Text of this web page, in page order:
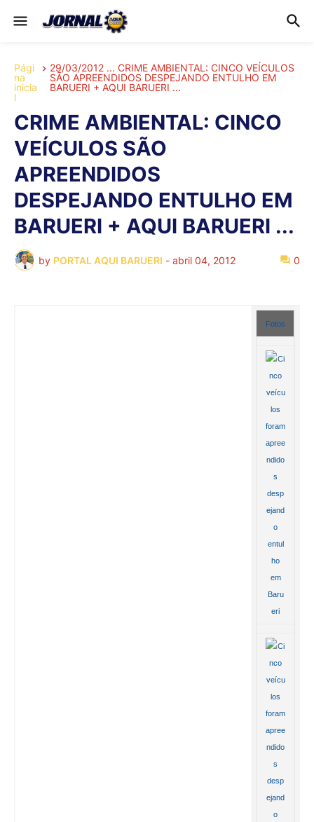
Pági
na
inicia
l
29/03/2012 ... CRIME AMBIENTAL: CINCO VEÍCULOS
SÃO APREENDIDOS DESPEJANDO ENTULHO EM
BARUERI + AQUI BARUERI ...
CRIME AMBIENTAL: CINCO
VEÍCULOS SÃO
APREENDIDOS
DESPEJANDO ENTULHO EM
BARUERI + AQUI BARUERI ...
by PORTAL AQUI BARUERI - abril 04, 2012 0
Fotos